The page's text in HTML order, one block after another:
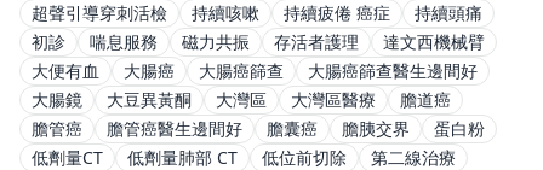
超聲引導穿刺活檢
持續咳嗽 持續疲倦 癌症
持續頭痛
初診
喘息服務 磁力共振 存活者護理
達文西機械臂
大便有血
大腸癌 大腸癌篩查
大腸癌篩查醫生邊間好
大腸鏡
大豆異黃酮 大灣區 大灣區醫療
膽道癌
膽管癌
膽管癌醫生邊間好 膽囊癌 膽胰交界
蛋白粉
低劑量CT
低劑量肺部 CT 低位前切除
第二線治療